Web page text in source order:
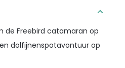
de Freebird catamaran op
dolfijnenspotavontuur op